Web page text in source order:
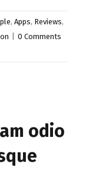
, Apps, Reviews,
0 Comments
odio